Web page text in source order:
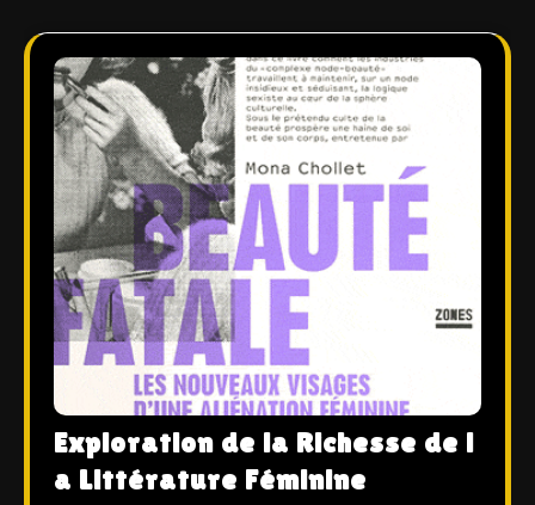
Exploration de la Richesse de l
a Littérature Féminine